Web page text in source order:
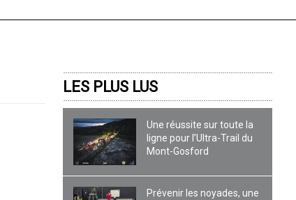
LES PLUS LUS
Une réussite sur toute la
ligne pour l’Ultra-Trail du
Mont-Gosford
Prévenir les noyades, une